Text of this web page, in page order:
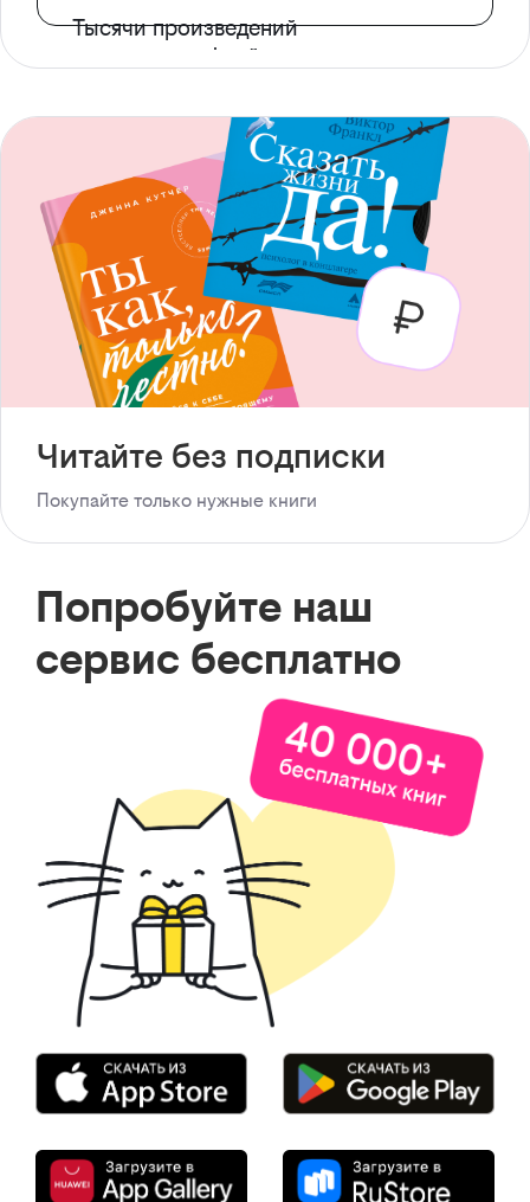
Тысячи произведений
с доступом офлайн
Читайте без подписки
Покупайте только нужные книги
Попробуйте наш
сервис бесплатно